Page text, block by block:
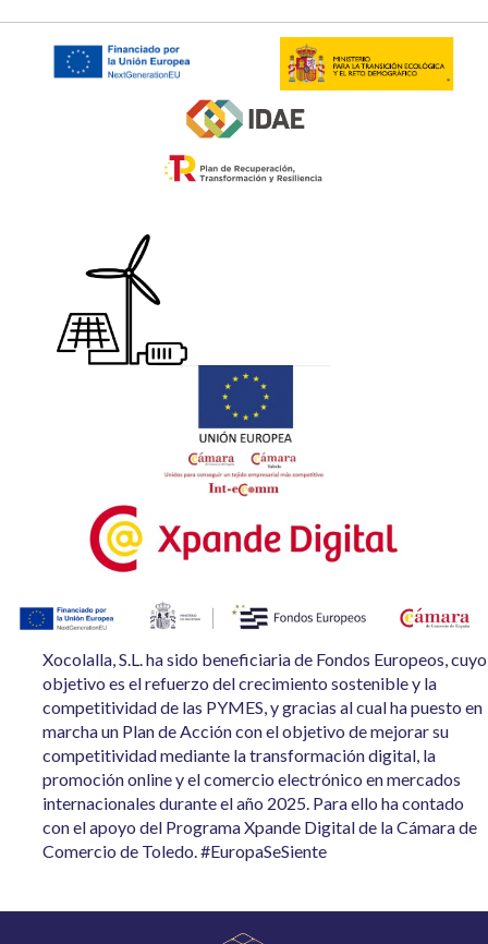
Xocolalla, S.L. ha sido beneficiaria de Fondos Europeos, cuyo
objetivo es el refuerzo del crecimiento sostenible y la
competitividad de las PYMES, y gracias al cual ha puesto en
marcha un Plan de Acción con el objetivo de mejorar su
competitividad mediante la transformación digital, la
promoción online y el comercio electrónico en mercados
internacionales durante el año 2025. Para ello ha contado
con el apoyo del Programa Xpande Digital de la Cámara de
Comercio de Toledo. #EuropaSeSiente